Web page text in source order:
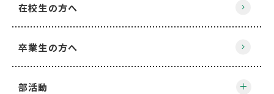
在校生の方へ
卒業生の方へ
部活動